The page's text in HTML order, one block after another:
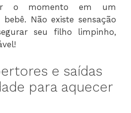
o momento em um
Não existe sensação
seu filho limpinho,
e saídas
para aquecer